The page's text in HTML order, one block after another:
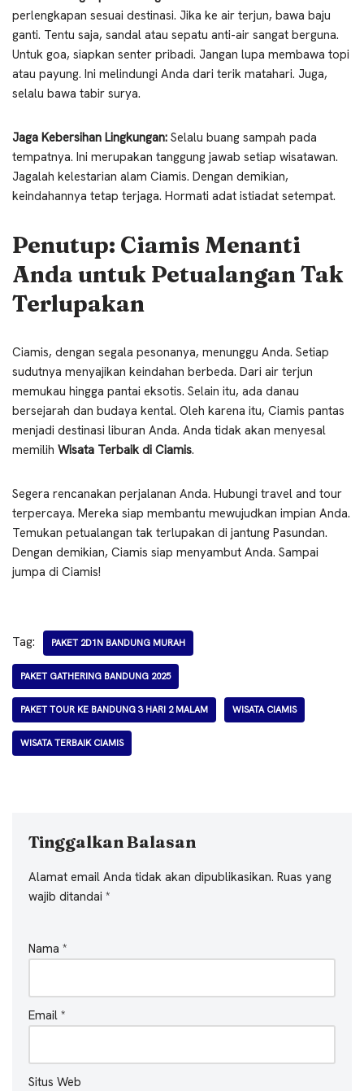
perlengkapan sesuai destinasi. Jika ke air terjun, bawa baju
ganti. Tentu saja, sandal atau sepatu anti-air sangat berguna.
Untuk goa, siapkan senter pribadi. Jangan lupa membawa topi
atau payung. Ini melindungi Anda dari terik matahari. Juga,
selalu bawa tabir surya.
Jaga Kebersihan Lingkungan: Selalu buang sampah pada
tempatnya. Ini merupakan tanggung jawab setiap wisatawan.
Jagalah kelestarian alam Ciamis. Dengan demikian,
keindahannya tetap terjaga. Hormati adat istiadat setempat.
Penutup: Ciamis Menanti
Anda untuk Petualangan Tak
Terlupakan
Ciamis, dengan segala pesonanya, menunggu Anda. Setiap
sudutnya menyajikan keindahan berbeda. Dari air terjun
memukau hingga pantai eksotis. Selain itu, ada danau
bersejarah dan budaya kental. Oleh karena itu, Ciamis pantas
menjadi destinasi liburan Anda. Anda tidak akan menyesal
memilih Wisata Terbaik di Ciamis.
Segera rencanakan perjalanan Anda. Hubungi travel and tour
terpercaya. Mereka siap membantu mewujudkan impian Anda.
Temukan petualangan tak terlupakan di jantung Pasundan.
Dengan demikian, Ciamis siap menyambut Anda. Sampai
jumpa di Ciamis!
Tag: PAKET 2D1N BANDUNG MURAH
PAKET GATHERING BANDUNG 2025
PAKET TOUR KE BANDUNG 3 HARI 2 MALAM WISATA CIAMIS
WISATA TERBAIK CIAMIS
Tinggalkan Balasan
Alamat email Anda tidak akan dipublikasikan. Ruas yang
wajib ditandai *
Nama *
Email *
Situs Web